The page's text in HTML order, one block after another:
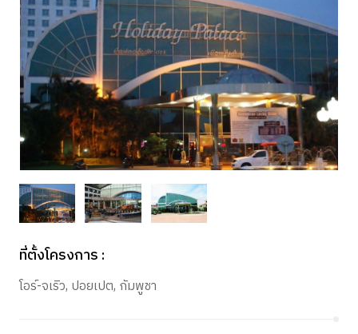
ที่ตั้งโครงการ :
โอร์-จเริว, ปอยเปต, กัมพูชา